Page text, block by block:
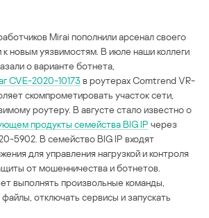
Mirai пополнили арсенал своего
к новым уязвимостям. В июле наши коллеги
о варианте ботнета,
CVE-2020-10173 в роутерах Comtrend VR-
скомпрометировать участок сети,
роутеру. В августе стало известно о
продукты семейства BIG IP через
5902. В семейство BIG IP входят
для управления нагрузкой и контроля
от мошенничества и ботнетов.
выполнять произвольные команды,
отключать сервисы и запускать